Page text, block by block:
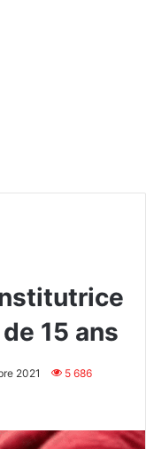
15 ans
2021 5 686